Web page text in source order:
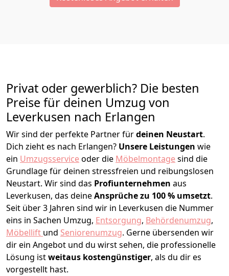
Privat oder gewerblich? Die besten
Preise für deinen Umzug von
Leverkusen nach Erlangen
Wir sind der perfekte Partner fürdeinen Neustart.
Dich zieht es nach Erlangen? Unsere Leistungen wie
ein Umzugsserviceoder die Möbelmontagesind die
Grundlage für deinen stressfreien und reibungslosen
Neustart. Wir sind das Profiunternehmen aus
Leverkusen, das deineAnsprüche zu 100 % umsetzt.
Seit über 3 Jahren sind wir in Leverkusen die Nummer
eins in Sachen Umzug, Entsorgung, Behördenumzug,
Möbellift und Seniorenumzug. Gerne übersenden wir
dir ein Angebot und du wirst sehen, die professionelle
Lösung istweitaus kostengünstiger, als du dir es
vorgestellt hast.